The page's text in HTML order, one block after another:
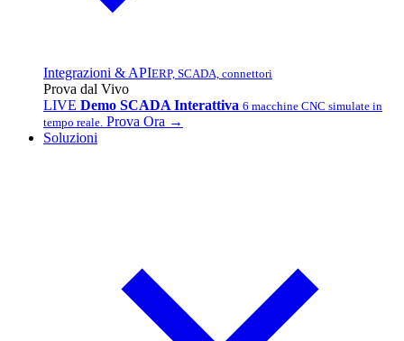
Integrazioni & APIERP, SCADA, connettori
Prova dal Vivo
LIVE Demo SCADA Interattiva 6 macchine CNC simulate in
tempo reale. Prova Ora →
Soluzioni